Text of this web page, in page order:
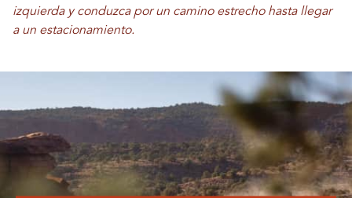
izquierda y conduzca por un camino estrecho hasta llegar
a un estacionamiento.